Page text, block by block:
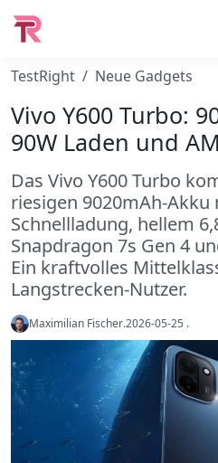
TestRight Neue Gadgets
Vivo Y600 Turbo:
90W Laden und
Das Vivo Y600 Turbo
riesigen 9020mAh-Akku
Schnellladung, hellem
Snapdragon 7s Gen 4
Ein kraftvolles
Langstrecken-Nutzer.
Maximilian Fischer.2026-05-25 .